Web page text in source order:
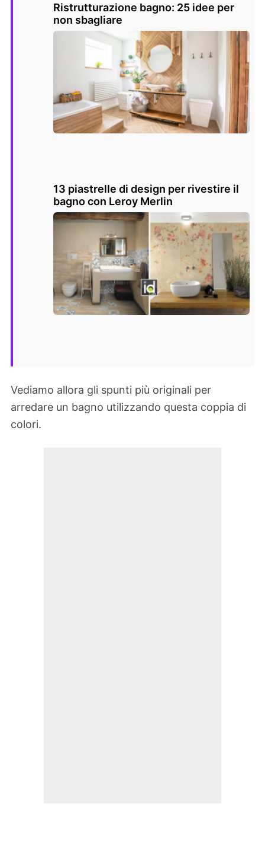
Ristrutturazione bagno: 25 idee per
non sbagliare
13 piastrelle di design per rivestire il
bagno con Leroy Merlin
Vediamo allora gli spunti più originali per
arredare un bagno utilizzando questa coppia di
colori.